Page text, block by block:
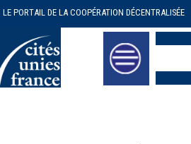
LE PORTAIL DE LA COOPÉRATION DÉCENTRALISÉE